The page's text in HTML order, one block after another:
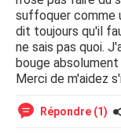
suffoquer comme
dit toujours qu'il
ne sais pas quoi.
bouge absolument
Merci de m'aidez
Répondre (1)